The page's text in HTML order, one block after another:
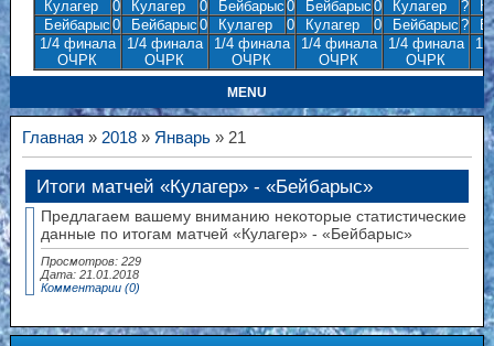
Кулагер 0 Кулагер 0 Бейбарыс 0 Бейбарыс 0 Кулагер ?
Бейбарыс 0 Бейбарыс 0 Кулагер 0 Кулагер 0 Бейбарыс ?
1/4 финала
ОЧРК
1/4 финала
ОЧРК
1/4 финала
ОЧРК
1/4 финала
ОЧРК
1/4 финала
ОЧРК
1/
MENU
Главная » 2018» Январь» 21
Итоги матчей «Кулагер» - «Бейбарыс»
Предлагаем вашему вниманию некоторые статистические
данные по итогам матчей «Кулагер» - «Бейбарыс»
Просмотров: 229
Дата: 21.01.2018
Комментарии (0)